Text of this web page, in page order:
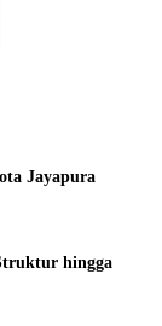
Jayapura
hingga